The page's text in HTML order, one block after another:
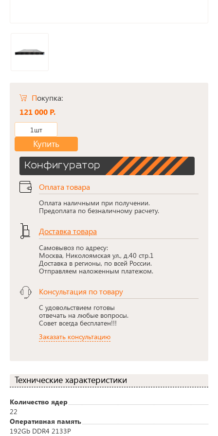
Покупка:
121 000 Р.
1шт
Купить
Конфигуратор
Оплата товара
Оплата наличными при получении.
Предоплата по безналичному расчету.
Доставка товара
Самовывоз по адресу:
Москва, Николоямская ул., д.40 стр.1
Доставка в регионы, по всей России.
Отправляем наложенным платежом.
Консультация по товару
С удовольствием готовы
отвечать на любые вопросы.
Совет всегда бесплатен!!!
Заказать консультацию
Технические характеристики
Количество ядер
22
Оперативная память
192Gb DDR4 2133P